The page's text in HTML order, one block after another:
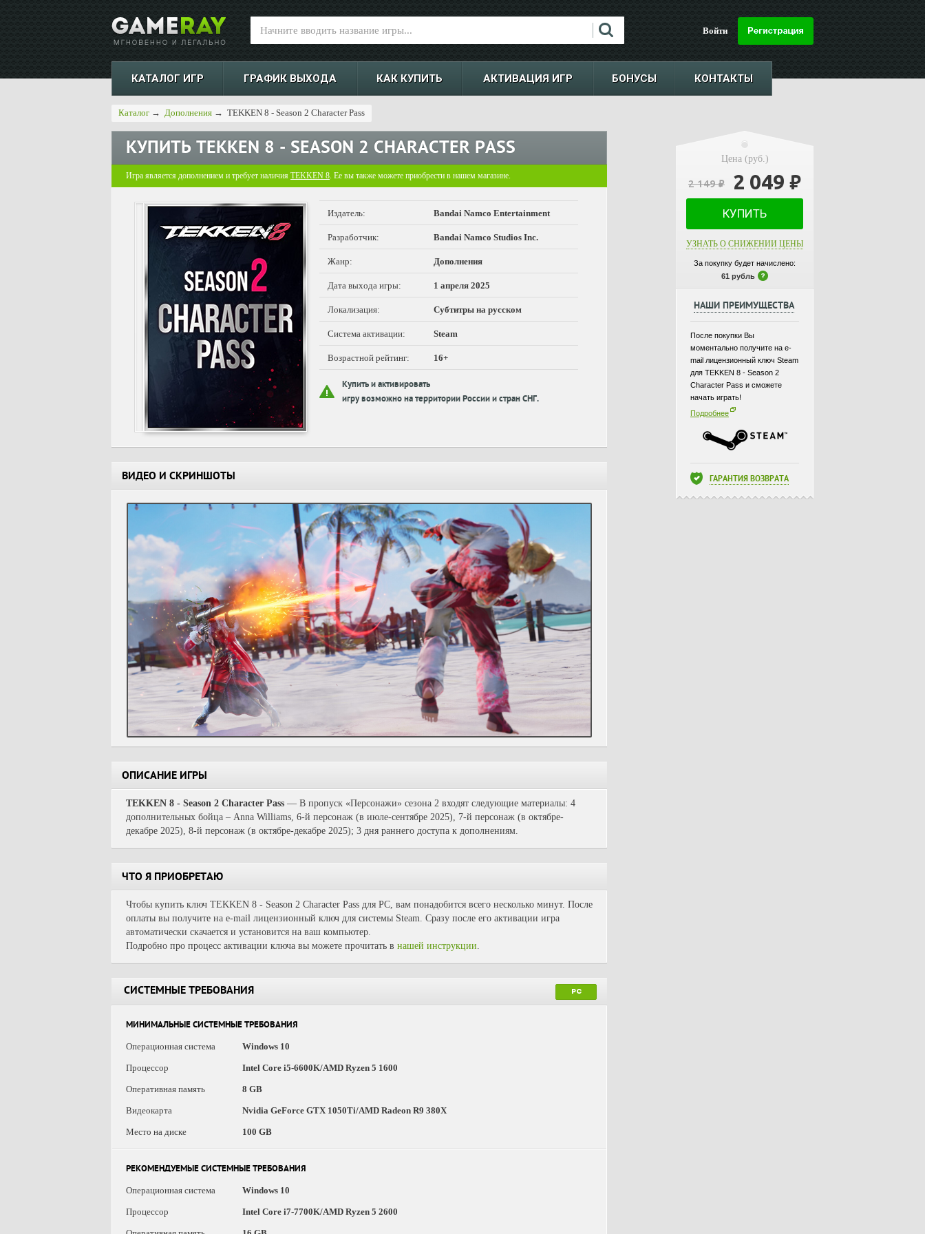
Войти
КАТАЛОГ ИГР ГРАФИК ВЫХОДА КАК КУПИТЬ АКТИВАЦИЯ ИГР БОНУСЫ КОНТАКТЫ
Каталог → Дополнения → TEKKEN 8 - Season 2 Character Pass
КУПИТЬ TEKKEN 8 - SEASON 2 CHARACTER PASS
Игра является дополнением и требует наличия TEKKEN 8. Ее вы также можете приобрести в нашем магазине.
Издатель: Bandai Namco Entertainment
Разработчик: Bandai Namco Studios Inc.
Жанр: Дополнения
Дата выхода игры: 1 апреля 2025
Локализация: Субтитры на русском
Система активации: Steam
Возрастной рейтинг: 16+
Купить и активировать
игру возможно на территории России и стран СНГ.
ВИДЕО И СКРИНШОТЫ
ОПИСАНИЕ ИГРЫ
TEKKEN 8 - Season 2 Character Pass — В пропуск «Персонажи» сезона 2 входят следующие материалы: 4
дополнительных бойца – Anna Williams, 6-й персонаж (в июле-сентябре 2025), 7-й персонаж (в октябре-
декабре 2025), 8-й персонаж (в октябре-декабре 2025); 3 дня раннего доступа к дополнениям.
ЧТО Я ПРИОБРЕТАЮ
Чтобы купить ключ TEKKEN 8 - Season 2 Character Pass для PC, вам понадобится всего несколько минут. После
оплаты вы получите на e-mail лицензионный ключ для системы Steam. Сразу после его активации игра
автоматически скачается и установится на ваш компьютер.
Подробно про процесс активации ключа вы можете прочитать в нашей инструкции.
СИСТЕМНЫЕ ТРЕБОВАНИЯ PC
МИНИМАЛЬНЫЕ СИСТЕМНЫЕ ТРЕБОВАНИЯ
Операционная система
Windows 10
Процессор Intel Core i5-6600K/AMD Ryzen 5 1600
Оперативная память 8 GB
Видеокарта Nvidia GeForce GTX 1050Ti/AMD Radeon R9 380X
Место на диске 100 GB
РЕКОМЕНДУЕМЫЕ СИСТЕМНЫЕ ТРЕБОВАНИЯ
Операционная система
Windows 10
Процессор Intel Core i7-7700K/AMD Ryzen 5 2600
Цена (руб.)
2 149₽ 2 049 ₽
КУПИТЬ
УЗНАТЬ О СНИЖЕНИИ ЦЕНЫ
За покупку будет начислено:
61 рубль
НАШИ ПРЕИМУЩЕСТВА
После покупки Вы
моментально получите на e-
mail лицензионный ключ Steam
для TEKKEN 8 - Season 2
Character Pass и сможете
начать играть!
Подробнее
ГАРАНТИЯ ВОЗВРАТА